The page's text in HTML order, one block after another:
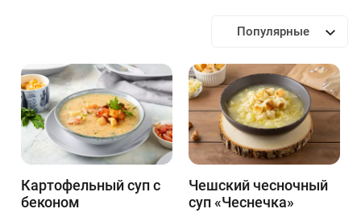
Популярные
Картофельный суп с
беконом
Чешский чесночный
суп «Чеснечка»